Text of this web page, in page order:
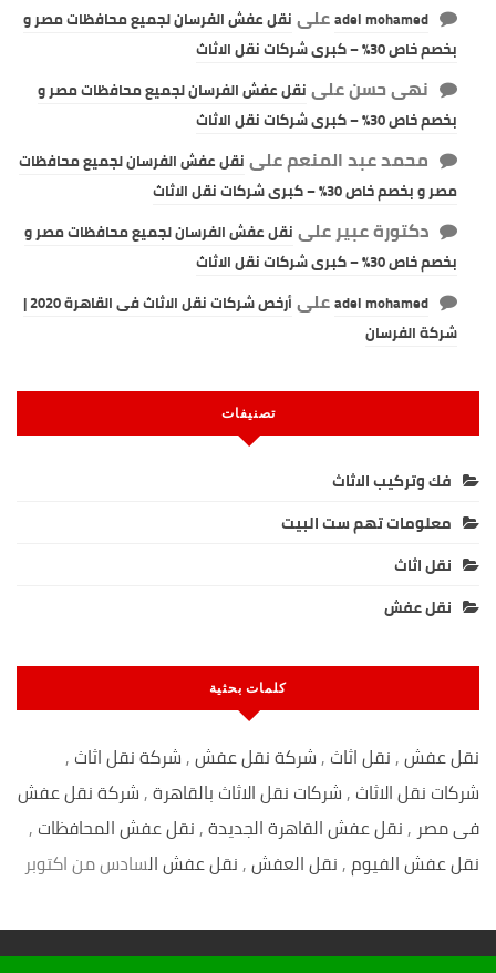
adel mohamedعلى نقل عفش الفرسان لجميع محافظات مصر و
بخصم خاص 30% – كبرى شركات نقل الاثاث
نهى حسنعلى نقل عفش الفرسان لجميع محافظات مصر و
بخصم خاص 30% – كبرى شركات نقل الاثاث
محمد عبد المنعمعلى نقل عفش الفرسان لجميع محافظات
مصر و بخصم خاص 30% – كبرى شركات نقل الاثاث
دكتورة عبيرعلى نقل عفش الفرسان لجميع محافظات مصر و
بخصم خاص 30% – كبرى شركات نقل الاثاث
adel mohamedعلى
أرخص شركات نقل الاثاث فى القاهرة 2020 |
شركة الفرسان
تصنيفات
فك وتركيب الاثاث
معلومات تهم ست البيت
نقل اثاث
نقل عفش
كلمات بحثية
نقل عفش,نقل اثاث ,شركة نقل عفش,شركة نقل اثاث ,
شركات نقل الاثاث ,شركات نقل الاثاث بالقاهرة,شركة نقل عفش
فى مصر ,نقل عفش القاهرة الجديدة,نقل عفش المحافظات ,
نقل عفش الفيوم,نقل العفش,نقل عفش السادس من اكتوبر